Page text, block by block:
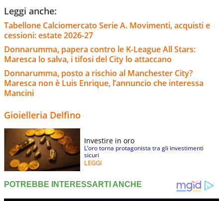
Leggi anche:
Tabellone Calciomercato Serie A. Movimenti, acquisti e
cessioni: estate 2026-27
Donnarumma, papera contro le K-League All Stars:
Maresca lo salva, i tifosi del City lo attaccano
Donnarumma, posto a rischio al Manchester City?
Maresca non è Luis Enrique, l’annuncio che interessa
Mancini
Gioielleria Delfino
Investire in oro
L’oro torna protagonista tra gli investimenti
sicuri
LEGGI